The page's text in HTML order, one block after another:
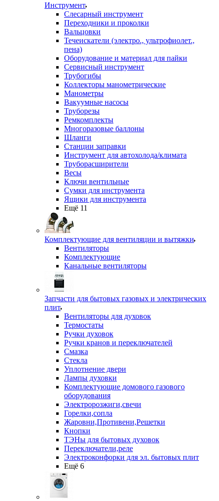
Инструмент
Слесарный инструмент
Переходники и проколки
Вальцовки
Течеискатели (электро., ультрофиолет.,
пена)
Оборудование и материал для пайки
Сервисный инструмент
Трубогибы
Коллекторы манометрические
Манометры
Вакуумные насосы
Труборезы
Ремкомплекты
Многоразовые баллоны
Шланги
Станции заправки
Инструмент для автохолода/климата
Труборасширители
Весы
Ключи вентильные
Сумки для инструмента
Ящики для инструмента
Ещё 11
Комплектующие для вентиляции и вытяжки
Вентиляторы
Комплектующие
Канальные вентиляторы
Запчасти для бытовых газовых и электрических
плит
Вентиляторы для духовок
Термостаты
Ручки духовок
Ручки кранов и переключателей
Смазка
Стекла
Уплотнение двери
Лампы духовки
Комплектующие домового газового
оборудования
Электророзжиги,свечи
Горелки,сопла
Жаровни,Противени,Решетки
Кнопки
ТЭНы для бытовых духовок
Переключатели,реле
Электроконфорки для эл. бытовых плит
Ещё 6